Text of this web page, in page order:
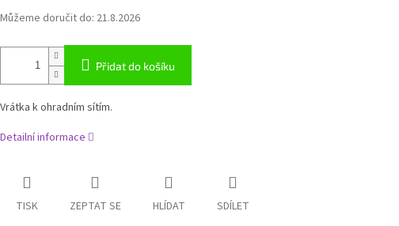
Můžeme doručit do: 21.8.2026
Přidat do košíku
Vrátka k ohradním sítím.
Detailní informace
TISK ZEPTAT SE HLÍDAT SDÍLET